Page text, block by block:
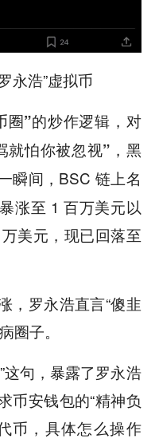
永浩”虚拟币
圈”的炒作逻辑，对
就怕你被忽视”，黑
瞬间，BSC 链上名
涨至 1 百万美元以
美元，现已回落至
，罗永浩直言“傻韭
圈子。
这句，暴露了罗永浩
币安钱包的“精神负
币，具体怎么操作